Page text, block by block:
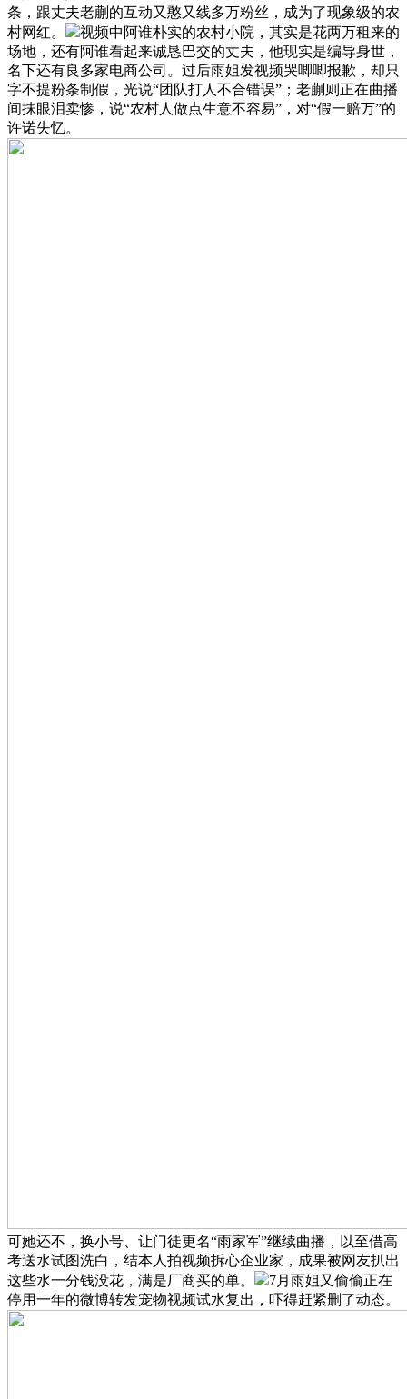
条，跟丈夫老蒯的互动又憨又线多万粉丝，成为了现象级的农
村网红。
视频中阿谁朴实的农村小院，其实是花两万租来的
场地，还有阿谁看起来诚恳巴交的丈夫，他现实是编导身世，
名下还有良多家电商公司。过后雨姐发视频哭唧唧报歉，却只
字不提粉条制假，光说“团队打人不合错误”；老蒯则正在曲播
间抹眼泪卖惨，说“农村人做点生意不容易”，对“假一赔万”的
许诺失忆。
可她还不，换小号、让门徒更名“雨家军”继续曲播，以至借高
考送水试图洗白，结本人拍视频拆心企业家，成果被网友扒出
这些水一分钱没花，满是厂商买的单。
7月雨姐又偷偷正在
停用一年的微博转发宠物视频试水复出，吓得赶紧删了动态。